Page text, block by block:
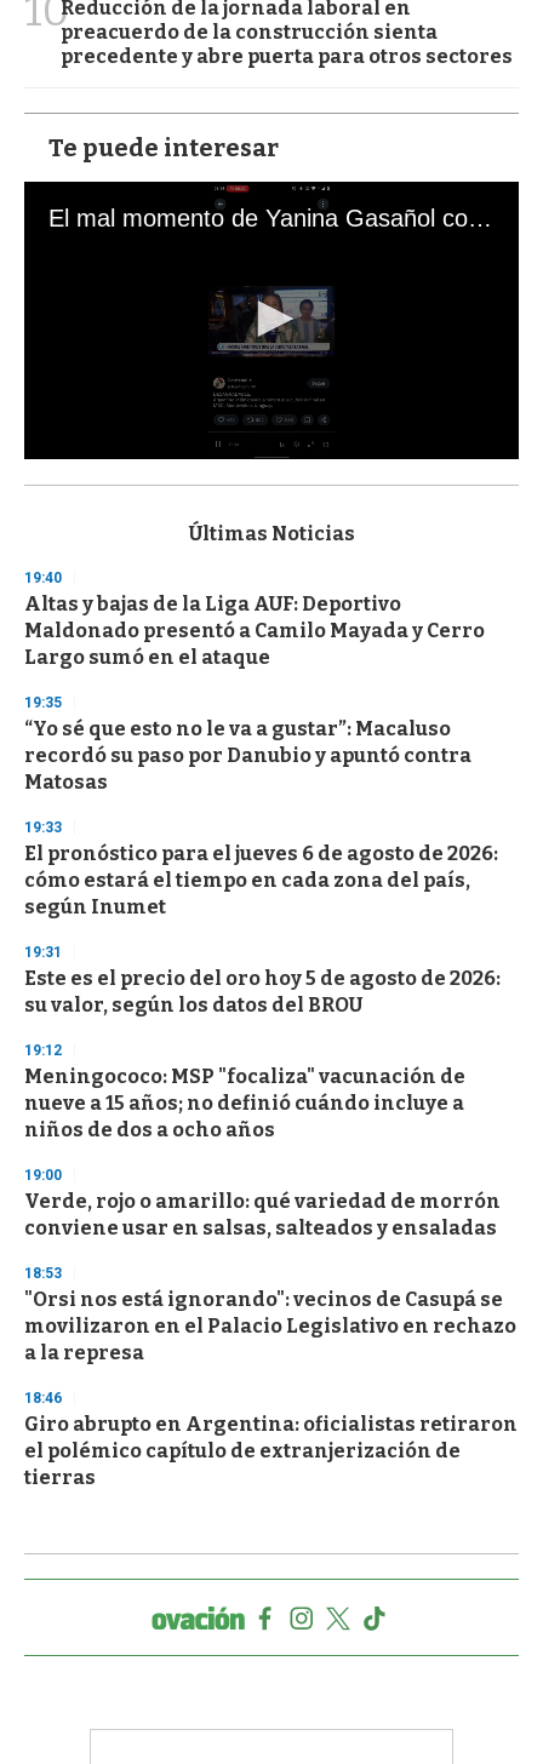
10Reducción de la jornada laboral en
preacuerdo de la construcción sienta
precedente y abre puerta para otros sectores
Te puede interesar
El mal momento de Yanina Gasañol con un hincha argentino en "Subrayado"
s
d
s
o
f
3
s
e
o
n
Últimas Noticias
19:40
Altas y bajas de la Liga AUF: Deportivo
Maldonado presentó a Camilo Mayada y Cerro
Largo sumó en el ataque
19:35
“Yo sé que esto no le va a gustar”: Macaluso
recordó su paso por Danubio y apuntó contra
Matosas
19:33
El pronóstico para el jueves 6 de agosto de 2026:
cómo estará el tiempo en cada zona del país,
según Inumet
19:31
Este es el precio del oro hoy 5 de agosto de 2026:
su valor, según los datos del BROU
19:12
Meningococo: MSP "focaliza" vacunación de
nueve a 15 años; no definió cuándo incluye a
niños de dos a ocho años
19:00
Verde, rojo o amarillo: qué variedad de morrón
conviene usar en salsas, salteados y ensaladas
18:53
"Orsi nos está ignorando": vecinos de Casupá se
movilizaron en el Palacio Legislativo en rechazo
a la represa
18:46
Giro abrupto en Argentina: oficialistas retiraron
el polémico capítulo de extranjerización de
tierras